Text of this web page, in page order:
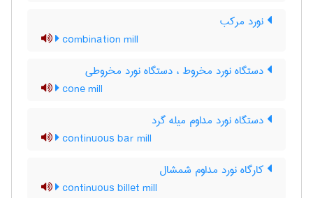
نورد مرکب
combination mill
دستگاه نورد مخروط ، دستگاه نورد مخروطی
cone mill
دستگاه نورد مداوم میله گرد
continuous bar mill
کارگاه نورد مداوم شمشال
continuous billet mill